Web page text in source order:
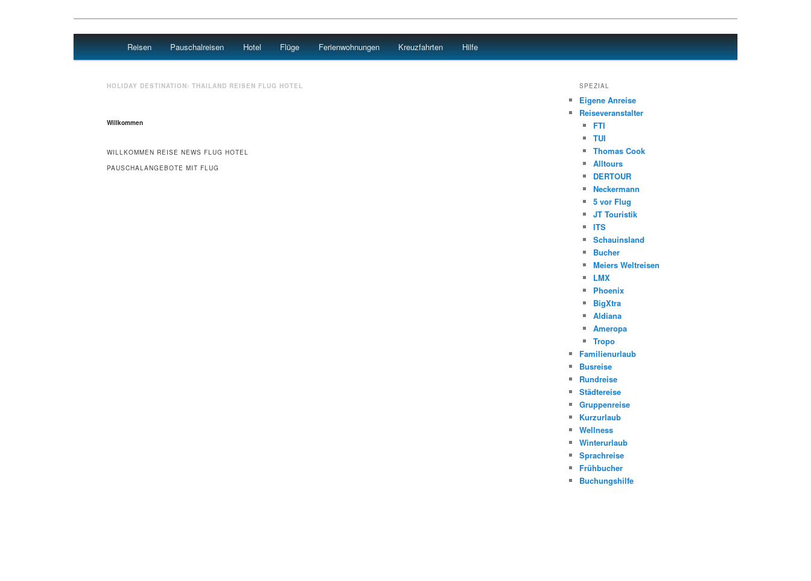
Travel : De
Main menu
Skip to primary content
Skip to secondary content
Reisen Pauschalreisen Hotel Flüge Ferienwohnungen Kreuzfahrten Hilfe
HOLIDAY DESTINATION: THAILAND REISEN FLUG HOTEL
Willkommen
WILLKOMMEN REISE NEWS FLUG HOTEL
PAUSCHALANGEBOTE MIT FLUG
SPEZIAL
Eigene Anreise
Reiseveranstalter
FTI
TUI
Thomas Cook
Alltours
DERTOUR
Neckermann
5 vor Flug
JT Touristik
ITS
Schauinsland
Bucher
Meiers Weltreisen
LMX
Phoenix
BigXtra
Aldiana
Ameropa
Tropo
Familienurlaub
Busreise
Rundreise
Städtereise
Gruppenreise
Kurzurlaub
Wellness
Winterurlaub
Sprachreise
Frühbucher
Buchungshilfe